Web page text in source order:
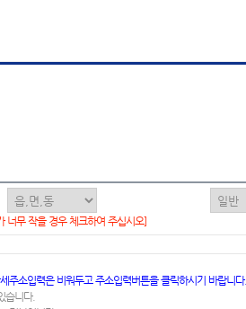
너무 작을 경우 체크하여 주십시오]
주소입력은 비워두고 주소입력버튼을 클릭하시기 바랍니다.
습니다.